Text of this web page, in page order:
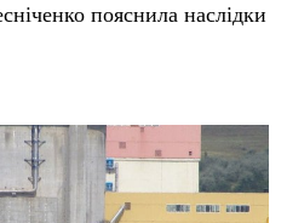
пояснила наслідки